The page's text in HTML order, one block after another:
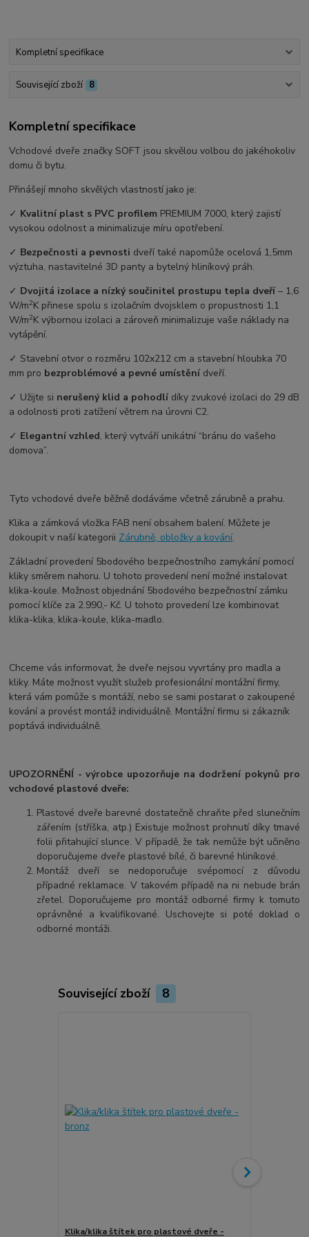
Kompletní specifikace
Související zboží 8
Kompletní specifikace
Vchodové dveře značky SOFT jsou skvělou volbou do jakéhokoliv
domu či bytu.
Přinášejí mnoho skvělých vlastností jako je:
✓ Kvalitní plast s PVC profilem PREMIUM 7000, který zajistí
vysokou odolnost a minimalizuje míru opotřebení.
✓ Bezpečnosti a pevnosti dveří také napomůže ocelová 1,5mm
výztuha, nastavitelné 3D panty a bytelný hliníkový práh.
✓ Dvojitá izolace a nízký součinitel prostupu tepla dveří –⁠ 1,6
W/m2K přinese spolu s izolačním dvojsklem o propustnosti 1,1
W/m2K výbornou izolaci a zároveň minimalizuje vaše náklady na
vytápění.
✓ Stavební otvor o rozměru 102x212 cm a stavební hloubka 70
mm pro bezproblémové a pevné umístění dveří.
✓ Užijte si nerušený klid a pohodlí díky zvukové izolaci do 29 dB
a odolnosti proti zatížení větrem na úrovni C2.
✓ Elegantní vzhled, který vytváří unikátní “bránu do vašeho
domova”.
Tyto vchodové dveře běžně dodáváme včetně zárubně a prahu.
Klika a zámková vložka FAB není obsahem balení. Můžete je
dokoupit v naší kategorii Zárubně, obložky a kování.
Základní provedení 5bodového bezpečnostního zamykání pomocí
kliky směrem nahoru. U tohoto provedení není možné instalovat
klika-koule. Možnost objednání 5bodového bezpečnostní zámku
pomocí klíče za 2.990,- Kč. U tohoto provedení lze kombinovat
klika-klika, klika-koule, klika-madlo.
Chceme vás informovat, že dveře nejsou vyvrtány pro madla a
kliky. Máte možnost využít služeb profesionální montážní firmy,
která vám pomůže s montáží, nebo se sami postarat o zakoupené
kování a provést montáž individuálně. Montážní firmu si zákazník
poptává individuálně.
UPOZORNĚNÍ - výrobce upozorňuje na dodržení pokynů pro
vchodové plastové dveře:
Plastové dveře barevné dostatečně chraňte před slunečním
zářením (stříška, atp.) Existuje možnost prohnutí díky tmavé
folii přitahující slunce. V případě, že tak nemůže být učiněno
doporučujeme dveře plastové bílé, či barevné hliníkové.
Montáž dveří se nedoporučuje svépomocí z důvodu
případné reklamace. V takovém případě na ni nebude brán
zřetel. Doporučujeme pro montáž odborné firmy k tomuto
oprávněné a kvalifikované. Uschovejte si poté doklad o
odborné montáži.
Související zboží 8
Klika/klika štítek pro plastové dveře -